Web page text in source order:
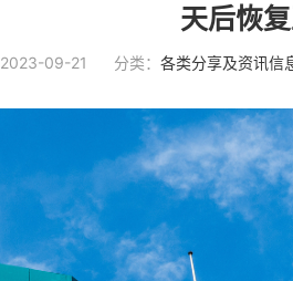
天后恢
2023-09-21 分类： 各类分享及资讯信